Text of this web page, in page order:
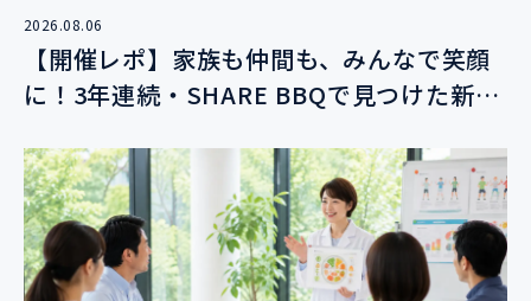
2026.08.06
【開催レポ】家族も仲間も、みんなで笑顔
に！3年連続・SHARE BBQで見つけた新し